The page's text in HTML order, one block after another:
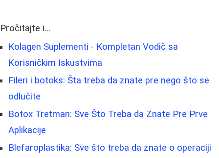
Pročitajte i...
Kolagen Suplementi - Kompletan Vodič sa
Korisničkim Iskustvima
Fileri i botoks: Šta treba da znate pre nego što se
odlučite
Botox Tretman: Sve Što Treba da Znate Pre Prve
Aplikacije
Blefaroplastika: Sve što treba da znate o operaciji